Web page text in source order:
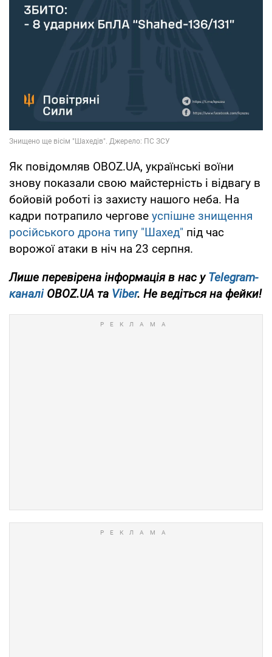
Як повідомляв OBOZ.UA, українські воїни
знову показали свою майстерність і відвагу в
бойовій роботі із захисту нашого неба. На
кадри потрапило чергове успішне знищення
російського дрона типу "Шахед" під час
ворожої атаки в ніч на 23 серпня.
Лише перевірена інформація в нас уTelegram-
каналіOBOZ.UA та Viber. Не ведіться на фейки!